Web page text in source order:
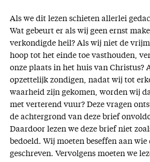
Als we dit lezen schieten allerlei
Wat gebeurt er als wij geen ernst
verkondigde heil? Als wij niet de
hoop tot het einde toe vasthouden,
onze plaats in het huis van Christus?
opzettelijk zondigen, nadat wij tot
waarheid zijn gekomen, worden wij
met verterend vuur? Deze vragen
de achtergrond van deze brief
Daardoor lezen we deze brief niet
bedoeld. Wij moeten beseffen aan wie
geschreven. Vervolgens moeten we